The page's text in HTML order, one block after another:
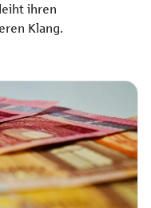
ihren
Klang.